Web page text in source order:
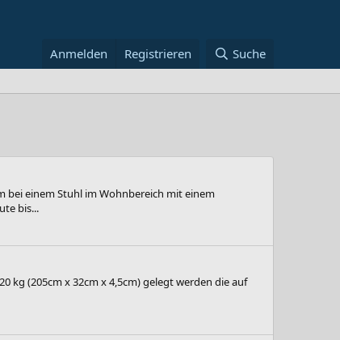
Anmelden Registrieren Suche
bei einem Stuhl im Wohnbereich mit einem
bis...
kg (205cm x 32cm x 4,5cm) gelegt werden die auf